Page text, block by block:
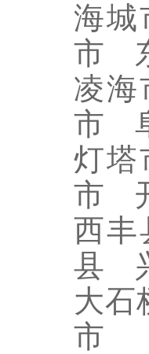
海
市
凌
市
灯
市
西
县
大
市